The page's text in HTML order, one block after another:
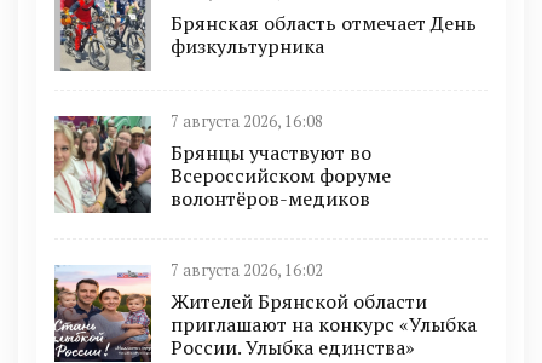
Брянская область отмечает День
физкультурника
7 августа 2026, 16:08
Брянцы участвуют во
Всероссийском форуме
волонтёров-медиков
7 августа 2026, 16:02
Жителей Брянской области
приглашают на конкурс «Улыбка
России. Улыбка единства»